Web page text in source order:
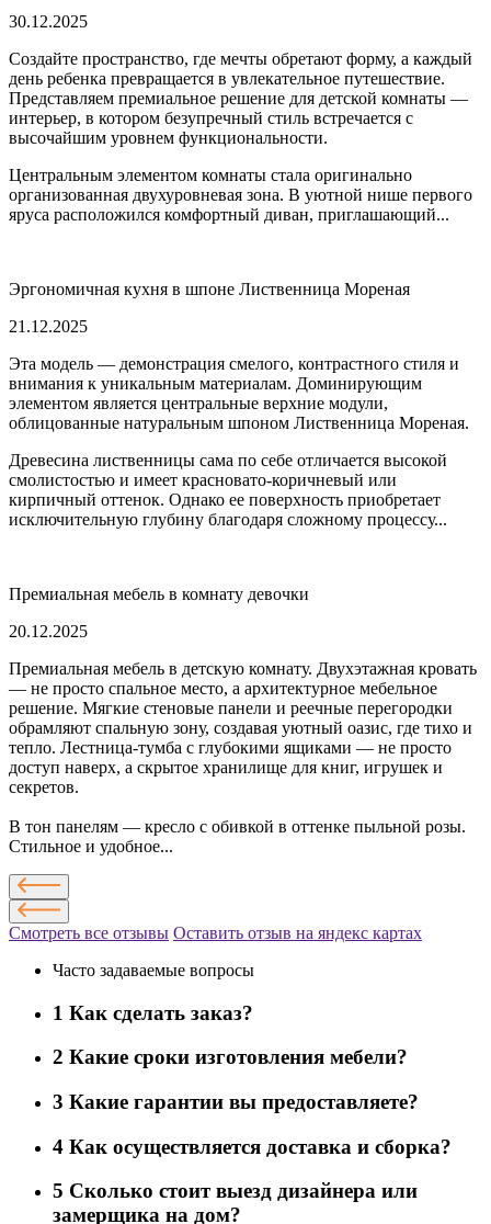
30.12.2025
Создайте пространство, где мечты обретают форму, а каждый
день ребенка превращается в увлекательное путешествие.
Представляем премиальное решение для детской комнаты —
интерьер, в котором безупречный стиль встречается с
высочайшим уровнем функциональности.
Центральным элементом комнаты стала оригинально
организованная двухуровневая зона. В уютной нише первого
яруса расположился комфортный диван, приглашающий...
Эргономичная кухня в шпоне Лиственница Мореная
21.12.2025
Эта модель — демонстрация смелого, контрастного стиля и
внимания к уникальным материалам. Доминирующим
элементом является центральные верхние модули,
облицованные натуральным шпоном Лиственница Мореная.
Древесина лиственницы сама по себе отличается высокой
смолистостью и имеет красновато-коричневый или
кирпичный оттенок. Однако ее поверхность приобретает
исключительную глубину благодаря сложному процессу...
Премиальная мебель в комнату девочки
20.12.2025
Премиальная мебель в детскую комнату. Двухэтажная кровать
— не просто спальное место, а архитектурное мебельное
решение. Мягкие стеновые панели и реечные перегородки
обрамляют спальную зону, создавая уютный оазис, где тихо и
тепло. Лестница-тумба с глубокими ящиками — не просто
доступ наверх, а скрытое хранилище для книг, игрушек и
секретов.
В тон панелям — кресло с обивкой в оттенке пыльной розы.
Стильное и удобное...
Смотреть все отзывы Оставить отзыв на яндекс картах
Часто задаваемые вопросы
1 Как сделать заказ?
2 Какие сроки изготовления мебели?
3 Какие гарантии вы предоставляете?
4 Как осуществляется доставка и сборка?
5 Сколько стоит выезд дизайнера или
замерщика на дом?